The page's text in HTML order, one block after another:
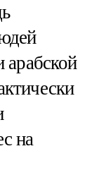
арабской
на